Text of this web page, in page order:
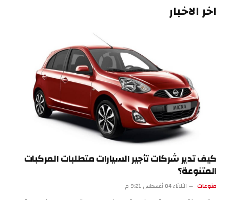
اخر الاخبار
كيف تدير شركات تأجير السيارات متطلبات المركبات
المتنوعة؟
منوعات الثلاثاء 04 أغسطس 9:21 م